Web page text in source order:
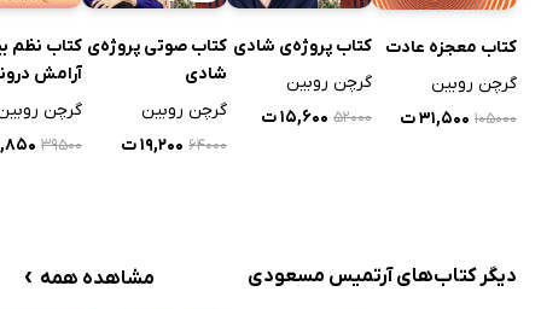
کتاب معجزه عادت
گرچن روبین
۱۰۵۰۰۰ ۳۱,۵۰۰ ت
کتاب پروژه‌ی شادی
گرچن روبین
۵۲۰۰۰ ۱۵,۶۰۰ ت
کتاب صوتی پروژه‌ی
شادی
گرچن روبین
۶۴۰۰۰ ۱۹,۲۰۰ ت
کتاب نظم
آرامش
گرچن
۳۹۵۰۰
دیگر کتاب‌های آرتمیس مسعودی مشاهده همه ›